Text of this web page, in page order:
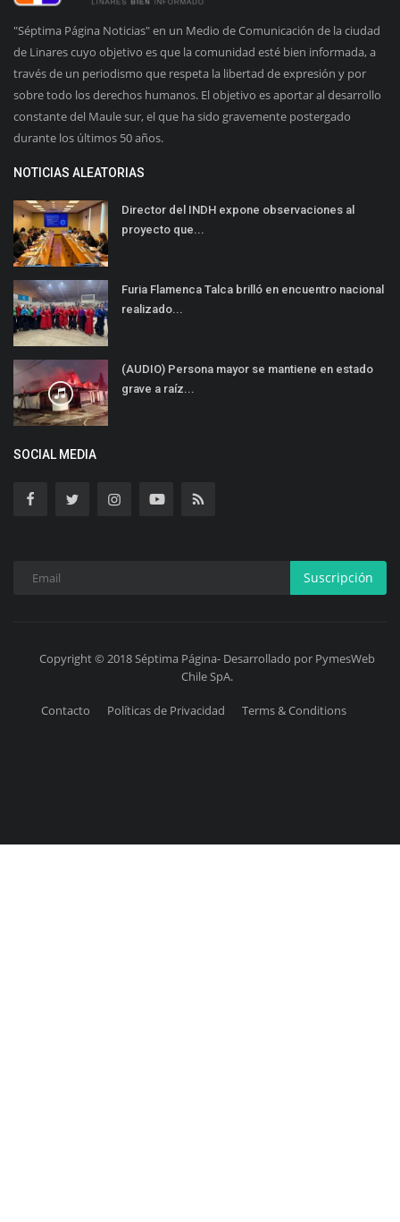
"Séptima Página Noticias" en un Medio de Comunicación de la ciudad
de Linares cuyo objetivo es que la comunidad esté bien informada, a
través de un periodismo que respeta la libertad de expresión y por
sobre todo los derechos humanos. El objetivo es aportar al desarrollo
constante del Maule sur, el que ha sido gravemente postergado
durante los últimos 50 años.
NOTICIAS ALEATORIAS
Director del INDH expone observaciones al
proyecto que...
Furia Flamenca Talca brilló en encuentro nacional
realizado...
(AUDIO) Persona mayor se mantiene en estado
grave a raíz...
SOCIAL MEDIA
Suscripción
Copyright © 2018 Séptima Página- Desarrollado por PymesWeb
Chile SpA.
Contacto Políticas de Privacidad Terms & Conditions